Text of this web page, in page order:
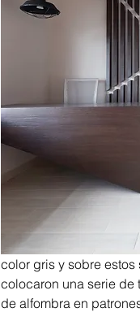
color gris y sobre estos
colocaron una serie de
de alfombra en